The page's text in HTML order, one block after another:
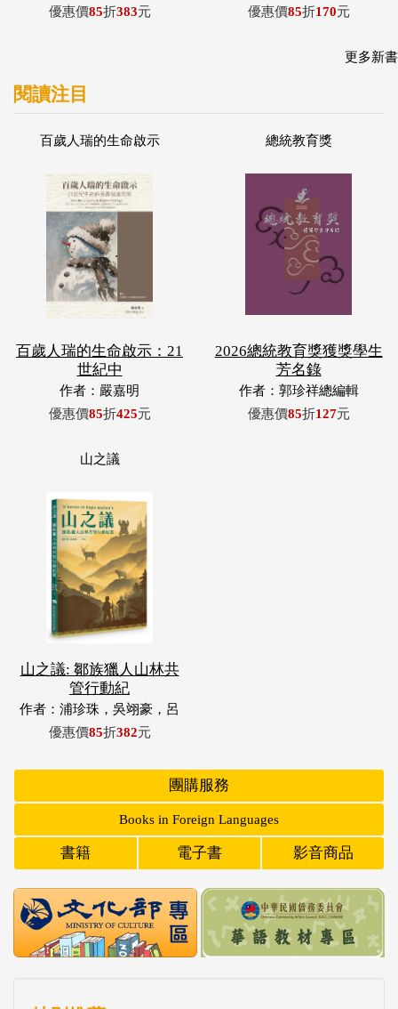
優惠價85折383元 優惠價85折170元
更多新書
閱讀注目
百歲人瑞的生命啟示
百歲人瑞的生命啟示：21
世紀中
作者：嚴嘉明
優惠價85折425元
總統教育獎
2026總統教育獎獲獎學生
芳名錄
作者：郭珍祥總編輯
優惠價85折127元
山之議
山之議: 鄒族獵人山林共
管行動紀
作者：浦珍珠，吳翊豪，呂
翊齊，張惠東，許玉青，王
優惠價85折382元
團購服務
Books in Foreign Languages
書籍 電子書 影音商品